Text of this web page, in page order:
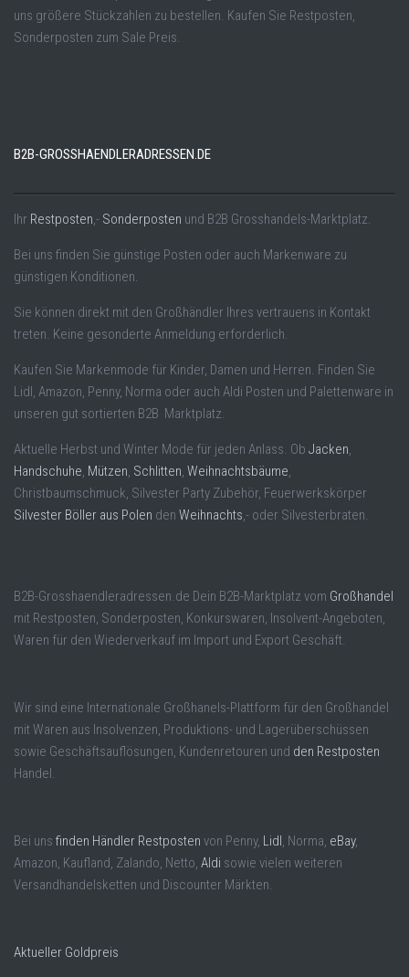
uns größere Stückzahlen zu bestellen. Kaufen Sie Restposten,
Sonderposten zum Sale Preis.
B2B-GROSSHAENDLERADRESSEN.DE
Ihr Restposten,- Sonderposten und B2B Grosshandels-Marktplatz.
Bei uns finden Sie günstige Posten oder auch Markenware zu
günstigen Konditionen.
Sie können direkt mit den Großhändler Ihres vertrauens in Kontakt
treten. Keine gesonderte Anmeldung erforderlich.
Kaufen Sie Markenmode für Kinder, Damen und Herren. Finden Sie
Lidl, Amazon, Penny, Norma oder auch Aldi Posten und Palettenware in
unseren gut sortierten B2B Marktplatz.
Aktuelle Herbst und Winter Mode für jeden Anlass. Ob Jacken,
Handschuhe, Mützen, Schlitten, Weihnachtsbäume,
Christbaumschmuck, Silvester Party Zubehör, Feuerwerkskörper
Silvester Böller aus Polen den Weihnachts,- oder Silvesterbraten.
B2B-Grosshaendleradressen.de Dein B2B-Marktplatz vom Großhandel
mit Restposten, Sonderposten, Konkurswaren, Insolvent-Angeboten,
Waren für den Wiederverkauf im Import und Export Geschäft.
Wir sind eine Internationale Großhanels-Plattform für den Großhandel
mit Waren aus Insolvenzen, Produktions- und Lagerüberschüssen
sowie Geschäftsauflösungen, Kundenretouren und den Restposten
Handel.
Bei uns finden Händler Restposten von Penny, Lidl , Norma, eBay,
Amazon, Kaufland, Zalando, Netto, Aldi sowie vielen weiteren
Versandhandelsketten und Discounter Märkten.
Aktueller Goldpreis